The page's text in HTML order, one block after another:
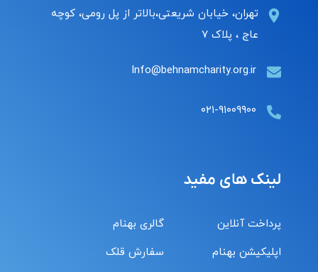
تهران، خیابان شریعتی،بالاتر از پل رومی، کوچه
عاج ، پلاک ۷
Info@behnamcharity.org.ir
۰۲۱-۹۱۰۰۹۹۰۰
لینک های مفید
پرداخت آنلاین
اپلیکیشن بهنام
گالری بهنام
سفارش قلک